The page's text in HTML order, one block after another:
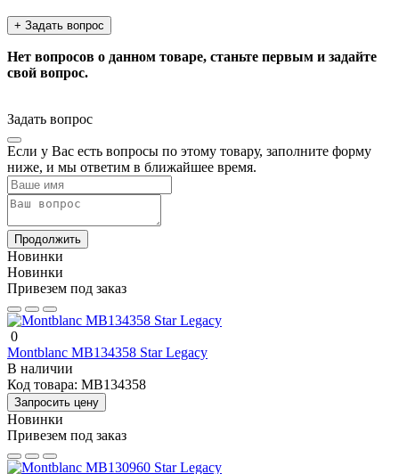
+ Задать вопрос
Нет вопросов о данном товаре, станьте первым и задайте
свой вопрос.
Задать вопрос
Если у Вас есть вопросы по этому товару, заполните форму
ниже, и мы ответим в ближайшее время.
Продолжить
Новинки
Новинки
Привезем под заказ
0
Montblanc MB134358 Star Legacy
В наличии
Код товара: MB134358
Запросить цену
Новинки
Привезем под заказ